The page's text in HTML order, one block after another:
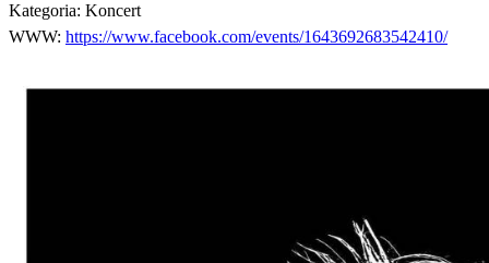
Kategoria: Koncert
WWW: https://www.facebook.com/events/1643692683542410/